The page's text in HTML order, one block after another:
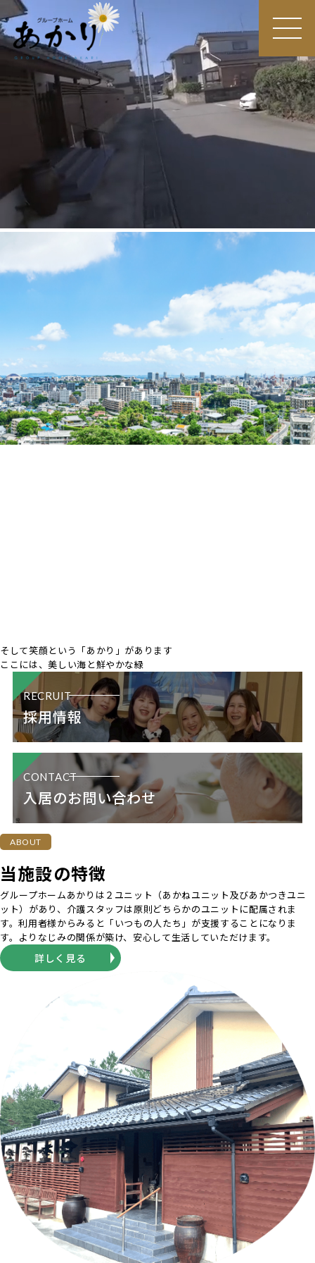
MEN
U
そして笑顔という 「あかり」があります
ここには、美しい海と鮮やかな緑
RECRUIT
採用情報
CONTACT
入居のお問い合わせ
ABOUT
当施設の特徴
グループホームあかりは２ユニット（あかねユニット及びあかつきユニ
ット）があり、介護スタッフは原則どちらかのユニットに配属されま
す。利用者様からみると「いつもの人たち」が支援することになりま
す。よりなじみの関係が築け、安心して生活していただけます。
詳しく見る